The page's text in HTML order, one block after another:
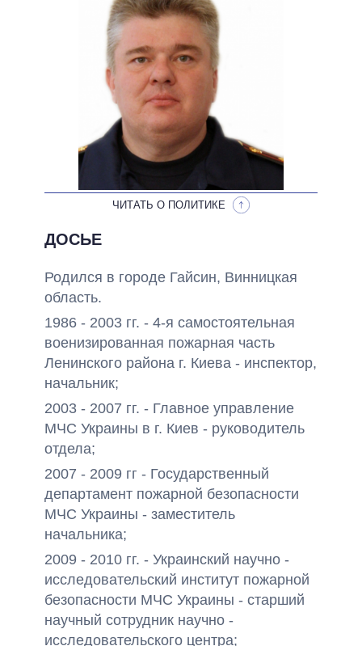
НЕВЫПОЛНЕННЫЕ ОБЕЩАНИЯ
ОБЕЩАНИЯ В ПРОЦЕССЕ
ВСЕ ОБЕЩАНИЯ
АРХИВНЫЕ ОБЕЩАНИЯ
ЧИТАТЬ О ПОЛИТИКЕ
ДОСЬЕ
Родился в городе Гайсин, Винницкая
область.
1986 - 2003 гг. - 4-я самостоятельная
военизированная пожарная часть
Ленинского района г. Киева - инспектор,
начальник;
2003 - 2007 гг. - Главное управление
МЧС Украины в г. Киев - руководитель
отдела;
2007 - 2009 гг - Государственный
департамент пожарной безопасности
МЧС Украины - заместитель
начальника;
2009 - 2010 гг. - Украинский научно -
исследовательский институт пожарной
безопасности МЧС Украины - старший
научный сотрудник научно -
исследовательского центра;